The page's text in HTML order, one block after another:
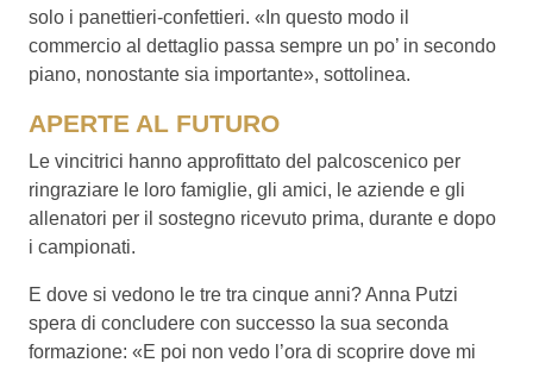
solo i panettieri-confettieri. «In questo modo il
commercio al dettaglio passa sempre un po’ in secondo
piano, nonostante sia importante», sottolinea.
APERTE AL FUTURO
Le vincitrici hanno approfittato del palcoscenico per
ringraziare le loro famiglie, gli amici, le aziende e gli
allenatori per il sostegno ricevuto prima, durante e dopo
i campionati.
E dove si vedono le tre tra cinque anni? Anna Putzi
spera di concludere con successo la sua seconda
formazione: «E poi non vedo l’ora di scoprire dove mi